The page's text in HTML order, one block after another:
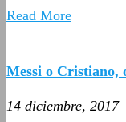
Read More
Messi o Cristiano,
14 diciembre, 2017